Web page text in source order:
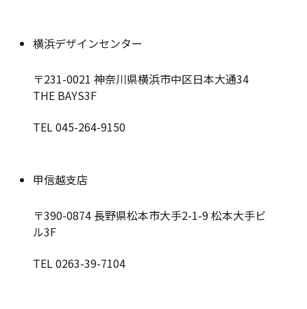
横浜デザインセンター
〒231-0021 神奈川県横浜市中区日本大通34
THE BAYS3F
TEL 045-264-9150
甲信越支店
〒390-0874 長野県松本市大手2-1-9 松本大手ビ
ル3F
TEL 0263-39-7104